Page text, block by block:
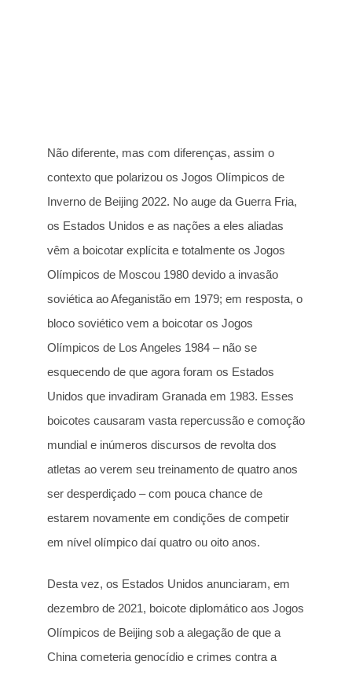
Não diferente, mas com diferenças, assim o
contexto que polarizou os Jogos Olímpicos de
Inverno de Beijing 2022. No auge da Guerra Fria,
os Estados Unidos e as nações a eles aliadas
vêm a boicotar explícita e totalmente os Jogos
Olímpicos de Moscou 1980 devido a invasão
soviética ao Afeganistão em 1979; em resposta, o
bloco soviético vem a boicotar os Jogos
Olímpicos de Los Angeles 1984 – não se
esquecendo de que agora foram os Estados
Unidos que invadiram Granada em 1983. Esses
boicotes causaram vasta repercussão e comoção
mundial e inúmeros discursos de revolta dos
atletas ao verem seu treinamento de quatro anos
ser desperdiçado – com pouca chance de
estarem novamente em condições de competir
em nível olímpico daí quatro ou oito anos.
Desta vez, os Estados Unidos anunciaram, em
dezembro de 2021, boicote diplomático aos Jogos
Olímpicos de Beijing sob a alegação de que a
China cometeria genocídio e crimes contra a